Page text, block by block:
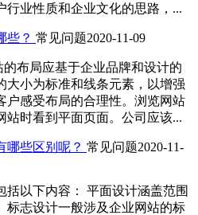
行业性质和企业文化的思路，...
些？ 常见问题2020-11-09
布局应基于企业品牌和设计的
大小为标准和线条元素，以增强
户感受布局的合理性。浏览网站
站时看到平面页面。公司应该...
哪些区别呢？ 常见问题2020-11-
括以下内容： 平面设计涵盖范围
标志设计一般涉及企业网站的标